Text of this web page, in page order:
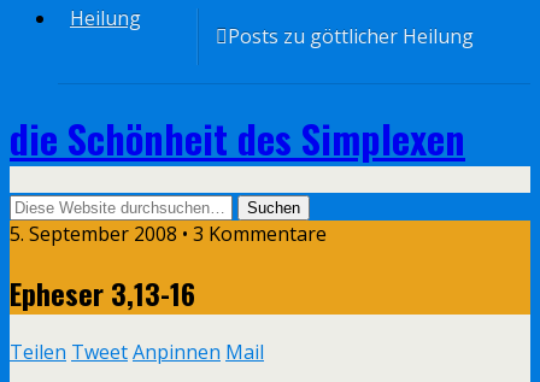
Heilung
Posts zu göttlicher Heilung
die Schönheit des Simplexen
5. September 2008 • 3 Kommentare
Epheser 3,13-16
Teilen TweetAnpinnen Mail